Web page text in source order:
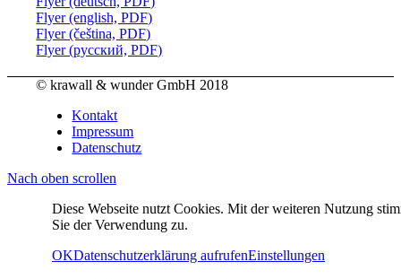
Flyer (english, PDF)
Flyer (čeština, PDF)
Flyer (русский, PDF)
© krawall & wunder GmbH 2018
Kontakt
Impressum
Datenschutz
Nach oben scrollen
Diese Webseite nutzt Cookies. Mit der weiteren Nutzung
Sie der Verwendung zu.
OKDatenschutzerklärung aufrufenEinstellungen